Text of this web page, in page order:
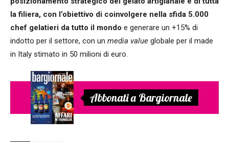
la filiera, con l’obiettivo di coinvolgere nella sfida 5.000
chef gelatieri da tutto il mondo e generare un +15% di
indotto per il settore, con un media value globale per il made
in Italy stimato in 50 milioni di euro.
Abbonati a Bargiornale